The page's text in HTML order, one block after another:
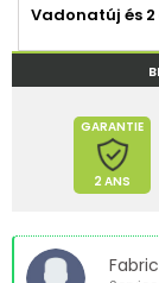
Vadonatúj és
GARANTIE
2 ANS